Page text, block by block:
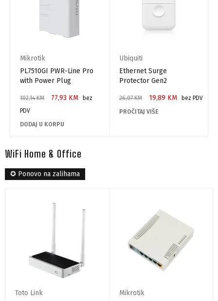
Mikrotik
PL7510GI PWR-Line Pro
with Power Plug
102,14KM 77,93 KM
bez
PDV
DODAJ U KORPU
Ubiquiti
Ethernet Surge
Protector Gen2
26,07KM 19,89 KM
bez PDV
PROČITAJ VIŠE
WiFi Home & Office
✪ Ponovo na zalihama
Toto Link
Mikrotik